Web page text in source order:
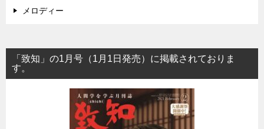
メロディー
「致知」の1月号（1月1日発売）に掲載されておりま
す。